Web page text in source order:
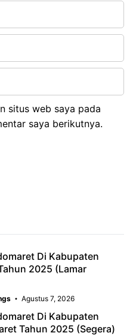
situs web saya pada
saya berikutnya.
Di Kabupaten
2025 (Lamar
Agustus 7, 2026
Di Kabupaten
Tahun 2025 (Segera)